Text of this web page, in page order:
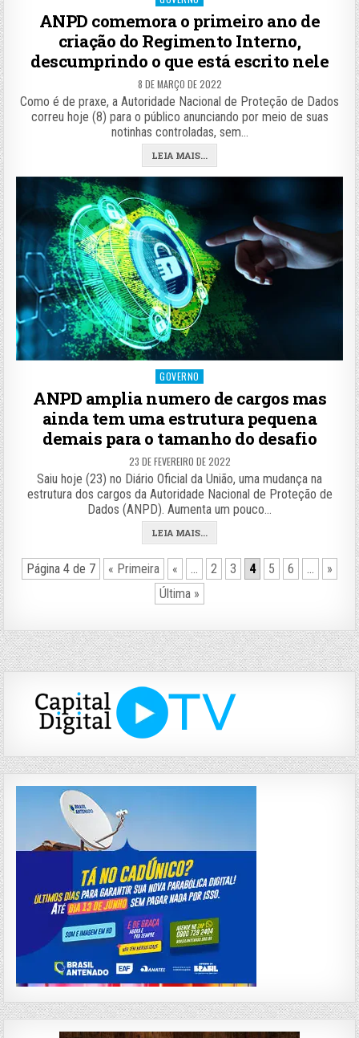
ANPD comemora o primeiro ano de
criação do Regimento Interno,
descumprindo o que está escrito nele
8 DE MARÇO DE 2022
Como é de praxe, a Autoridade Nacional de Proteção de Dados
correu hoje (8) para o público anunciando por meio de suas
notinhas controladas, sem…
LEIA MAIS...
Posted
GOVERNO
ANPD amplia numero de cargos mas
ainda tem uma estrutura pequena
demais para o tamanho do desafio
23 DE FEVEREIRO DE 2022
Saiu hoje (23) no Diário Oficial da União, uma mudança na
estrutura dos cargos da Autoridade Nacional de Proteção de
Dados (ANPD). Aumenta um pouco…
LEIA MAIS...
Página 4 de 7 « Primeira « ... 2 3 4 5 6 ...
»
Última »